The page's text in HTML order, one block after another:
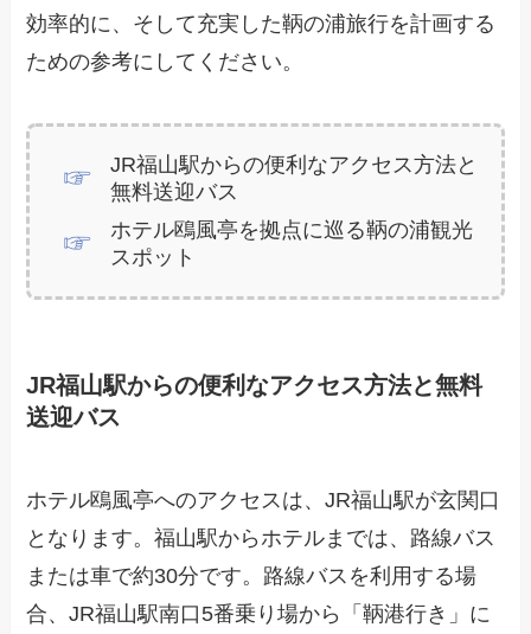
効率的に、そして充実した鞆の浦旅行を計画する
ための参考にしてください。
JR福山駅からの便利なアクセス方法と
無料送迎バス
ホテル鴎風亭を拠点に巡る鞆の浦観光
スポット
JR福山駅からの便利なアクセス方法と無料
送迎バス
ホテル鴎風亭へのアクセスは、JR福山駅が玄関口
となります。福山駅からホテルまでは、路線バス
または車で約30分です。路線バスを利用する場
合、JR福山駅南口5番乗り場から「鞆港行き」に